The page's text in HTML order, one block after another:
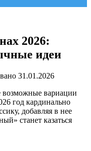
2026:
идеи
31.01.2026
возможные вариации
год кардинально
добавляя в нее
станет казаться